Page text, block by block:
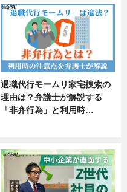
退職代行モームリ家宅捜索の
理由は？弁護士が解説する
「非弁行為」と利用時…